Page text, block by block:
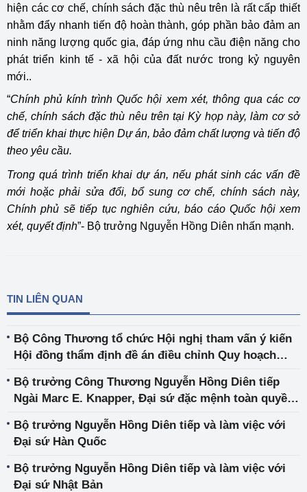
hiện các cơ chế, chính sách đặc thù nêu trên là rất cấp thiết
nhằm đẩy nhanh tiến độ hoàn thành, góp phần bảo đảm an
ninh năng lượng quốc gia, đáp ứng nhu cầu điện năng cho
phát triển kinh tế - xã hội của đất nước trong kỷ nguyên
mới..
“Chính phủ kính trình Quốc hội xem xét, thông qua các cơ
chế, chính sách đặc thù nêu trên tại Kỳ họp này, làm cơ sở
để triển khai thực hiện Dự án, bảo đảm chất lượng và tiến độ
theo yêu cầu.
Trong quá trình triển khai dự án, nếu phát sinh các vấn đề
mới hoặc phải sửa đổi, bổ sung cơ chế, chính sách này,
Chính phủ sẽ tiếp tục nghiên cứu, báo cáo Quốc hội xem
xét, quyết định”- Bộ trưởng Nguyễn Hồng Diên nhấn mạnh.
TIN LIÊN QUAN
Bộ Công Thương tổ chức Hội nghị tham vấn ý kiến
Hội đồng thẩm định đề án điều chỉnh Quy hoạch
Bộ trưởng Công Thương Nguyễn Hồng Diên tiếp
Ngài Marc E. Knapper, Đại sứ đặc mệnh toàn quyền
Bộ trưởng Nguyễn Hồng Diên tiếp và làm việc với
Đại sứ Hàn Quốc
Bộ trưởng Nguyễn Hồng Diên tiếp và làm việc với
Đại sứ Nhật Bản